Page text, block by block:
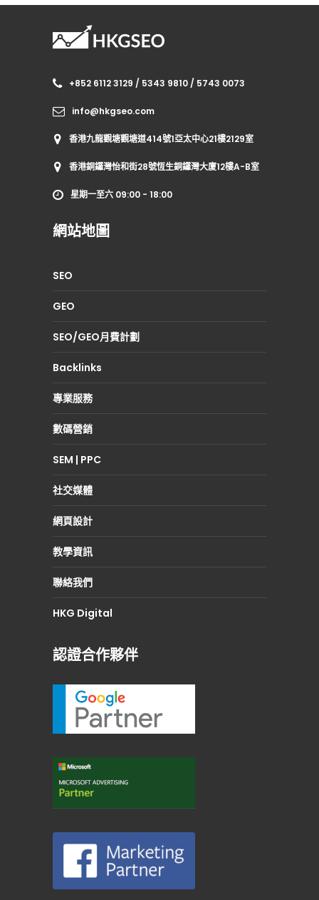
+852 6112 3129 / 5343 9810 / 5743 0073
info@hkgseo.com
香港九龍觀塘觀塘道414號1亞太中心21樓2129室
香港銅鑼灣怡和街28號恆生銅鑼灣大廈12樓A-B室
星期一至六 09:00 - 18:00
網站地圖
SEO
GEO
SEO/GEO月費計劃
Backlinks
專業服務
數碼營銷
SEM | PPC
社交媒體
網頁設計
教學資訊
聯絡我們
HKG Digital
認證合作夥伴